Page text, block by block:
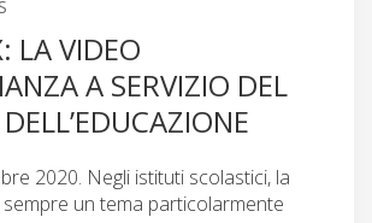
LA VIDEO
A SERVIZIO DEL
2020. Negli istituti scolastici, la
un tema particolarmente